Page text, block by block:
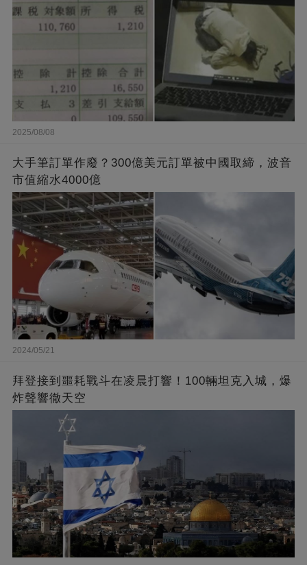
2025/08/08
大手筆訂單作廢？300億美元訂單被中國取締，波音
市值縮水4000億
2024/05/21
拜登接到噩耗戰斗在凌晨打響！100輛坦克入城，爆
炸聲響徹天空